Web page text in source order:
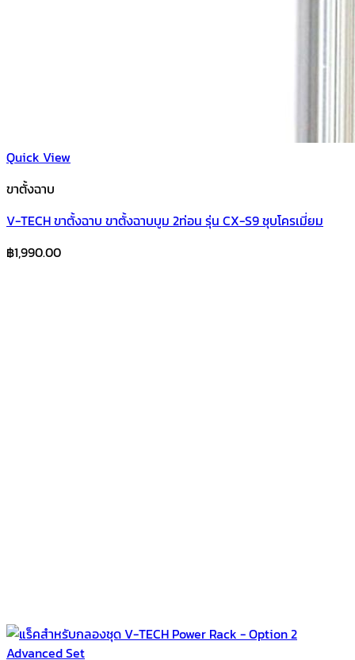
Quick View
ขาตั้งฉาบ
V-TECH ขาตั้งฉาบ ขาตั้งฉาบบูม 2ท่อน รุ่น CX-S9 ชุบโครเมี่ยม
฿1,990.00